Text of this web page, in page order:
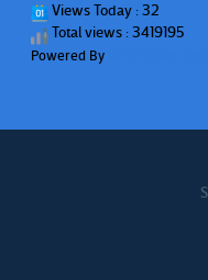
Views Today : 32
Total views : 3419195
Powered By